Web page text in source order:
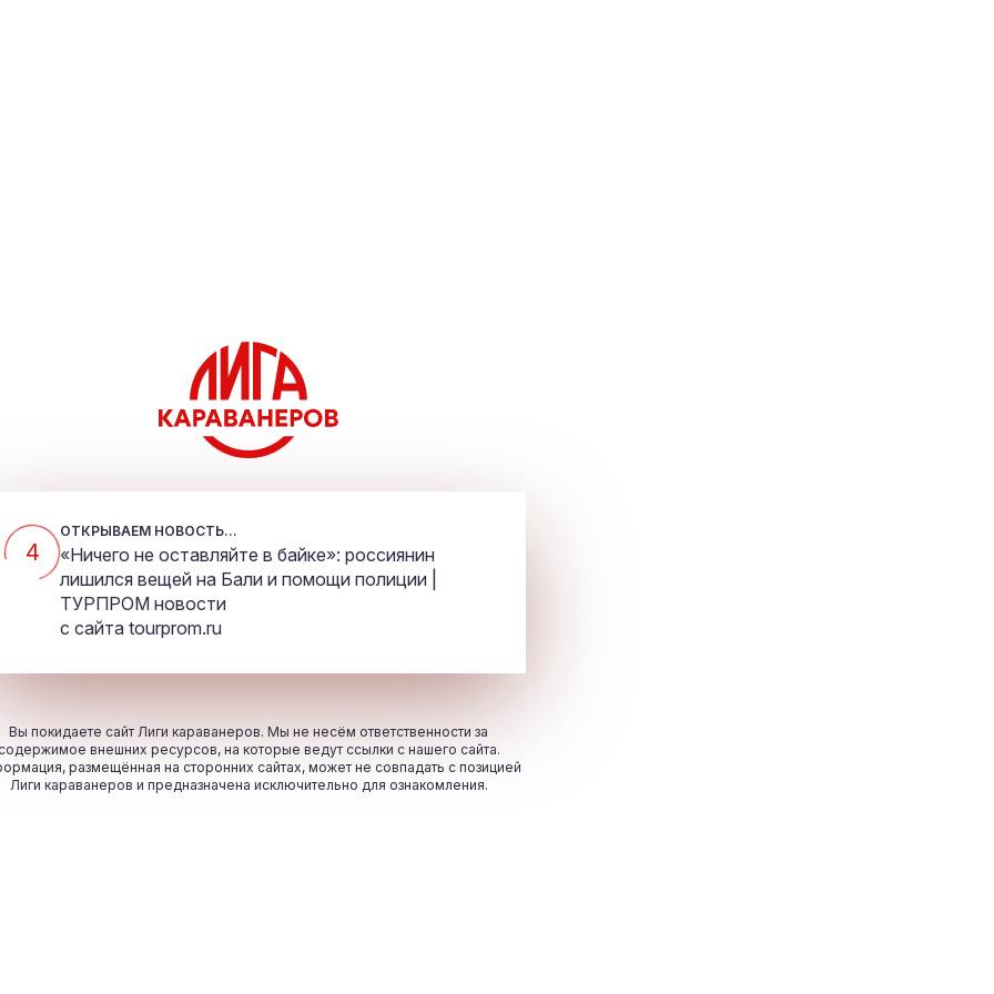
4
ОТКРЫВАЕМ НОВОСТЬ...
«Ничего не оставляйте в байке»: россиянин
лишился вещей на Бали и помощи полиции |
ТУРПРОМ новости
с сайта tourprom.ru
Вы покидаете сайт Лиги караванеров. Мы не несём ответственности за
внешних ресурсов, на которые ведут ссылки с нашего сайта.
размещённая на сторонних сайтах, может не совпадать с позицией
Лиги караванеров и предназначена исключительно для ознакомления.